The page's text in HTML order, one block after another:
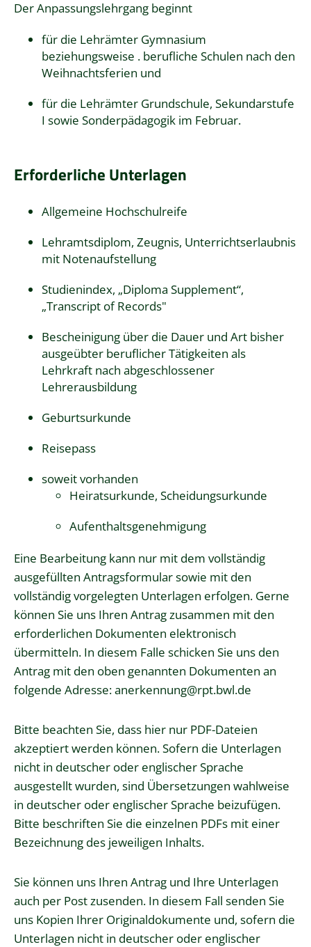
Der Anpassungslehrgang beginnt
für die Lehrämter Gymnasium
beziehungsweise . berufliche Schulen nach den
Weihnachtsferien und
für die Lehrämter Grundschule, Sekundarstufe
I sowie Sonderpädagogik im Februar.
Erforderliche Unterlagen
Allgemeine Hochschulreife
Lehramtsdiplom, Zeugnis, Unterrichtserlaubnis
mit Notenaufstellung
Studienindex, „Diploma Supplement“,
„Transcript of Records"
Bescheinigung über die Dauer und Art bisher
ausgeübter beruflicher Tätigkeiten als
Lehrkraft nach abgeschlossener
Lehrerausbildung
Geburtsurkunde
Reisepass
soweit vorhanden
Heiratsurkunde, Scheidungsurkunde
Aufenthaltsgenehmigung
Eine Bearbeitung kann nur mit dem vollständig
ausgefüllten Antragsformular sowie mit den
vollständig vorgelegten Unterlagen erfolgen. Gerne
können Sie uns Ihren Antrag zusammen mit den
erforderlichen Dokumenten elektronisch
übermitteln. In diesem Falle schicken Sie uns den
Antrag mit den oben genannten Dokumenten an
folgende Adresse: anerkennung@rpt.bwl.de
Bitte beachten Sie, dass hier nur PDF-Dateien
akzeptiert werden können. Sofern die Unterlagen
nicht in deutscher oder englischer Sprache
ausgestellt wurden, sind Übersetzungen wahlweise
in deutscher oder englischer Sprache beizufügen.
Bitte beschriften Sie die einzelnen PDFs mit einer
Bezeichnung des jeweiligen Inhalts.
Sie können uns Ihren Antrag und Ihre Unterlagen
auch per Post zusenden. In diesem Fall senden Sie
uns Kopien Ihrer Originaldokumente und, sofern die
Unterlagen nicht in deutscher oder englischer